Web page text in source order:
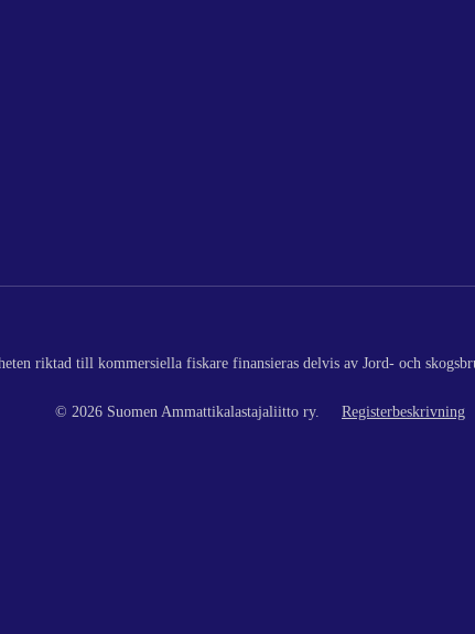
riktad till kommersiella fiskare finansieras delvis av Jord- och
© 2026 Suomen Ammattikalastajaliitto ry. Registerbeskrivning